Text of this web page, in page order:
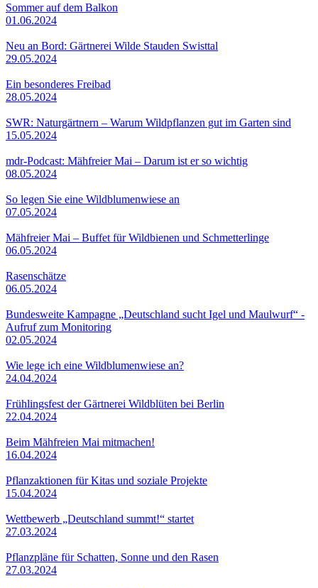
Sommer auf dem Balkon
01.06.2024
Neu an Bord: Gärtnerei Wilde Stauden Swisttal
29.05.2024
Ein besonderes Freibad
28.05.2024
SWR: Naturgärtnern – Warum Wildpflanzen gut im Garten sind
15.05.2024
mdr-Podcast: Mähfreier Mai – Darum ist er so wichtig
08.05.2024
So legen Sie eine Wildblumenwiese an
07.05.2024
Mähfreier Mai – Buffet für Wildbienen und Schmetterlinge
06.05.2024
Rasenschätze
06.05.2024
Bundesweite Kampagne „Deutschland sucht Igel und Maulwurf“ -
Aufruf zum Monitoring
02.05.2024
Wie lege ich eine Wildblumenwiese an?
24.04.2024
Frühlingsfest der Gärtnerei Wildblüten bei Berlin
22.04.2024
Beim Mähfreien Mai mitmachen!
16.04.2024
Pflanzaktionen für Kitas und soziale Projekte
15.04.2024
Wettbewerb „Deutschland summt!“ startet
27.03.2024
Pflanzpläne für Schatten, Sonne und den Rasen
27.03.2024